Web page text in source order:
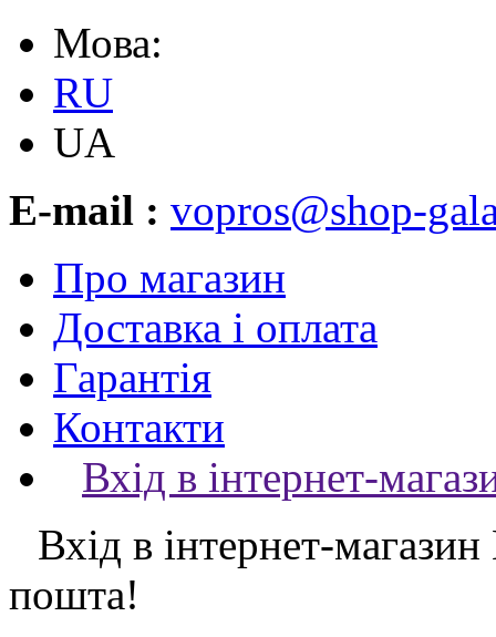
Мова:
RU
UA
E-mail : vopros@shop-
Про магазин
Доставка і оплата
Гарантія
Контакти
Вхід в інтернет-
Вхід в інтернет-магазин
пошта!